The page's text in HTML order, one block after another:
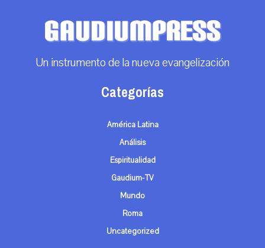
Un instrumento de la nueva evangelización
Categorías
América Latina
Análisis
Espiritualidad
Gaudium-TV
Mundo
Roma
Uncategorized